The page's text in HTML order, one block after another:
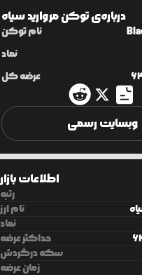
درباره‌یتوکن مروارید سیاه
نام توکن
نماد
عرضه کل
وبسایت رسمی
اطلاعات بازار
رتبه
نام ارز
نماد
حداکثر عرضه
سکه درگردش
زمان عرضه